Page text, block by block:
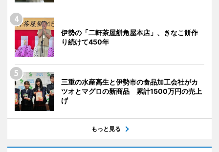
伊勢の「二軒茶屋餅角屋本店」、きなこ餅作
り続けて450年
三重の水産高生と伊勢市の食品加工会社がカ
ツオとマグロの新商品 累計1500万円の売上
げ
もっと見る